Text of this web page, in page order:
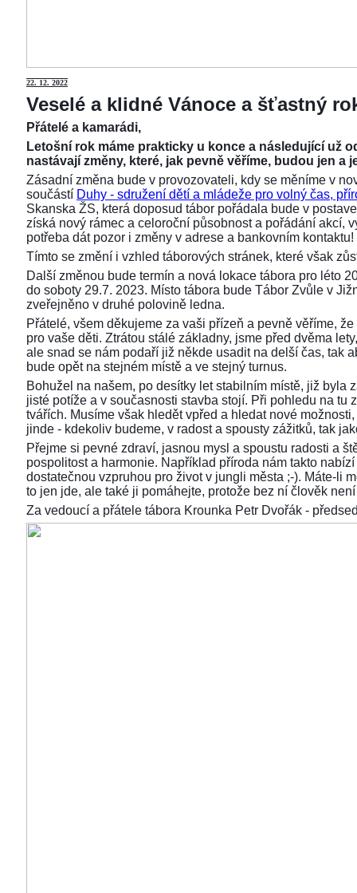
22. 12. 2022
Veselé a klidné Vánoce a šťastný
Přátelé a kamarádi,
Letošní rok máme prakticky u konce a následující už
nastávají změny, které, jak pevně věříme, budou jen a
Zásadní změna bude v provozovateli, kdy se měníme v
součástí Duhy - sdružení dětí a mládeže pro volný čas,
Skanska ŽS, která doposud tábor pořádala bude v
získá nový rámec a celoroční působnost a pořádání akcí,
potřeba dát pozor i změny v adrese a bankovním kontaktu!
Tímto se změní i vzhled táborových stránek, které však
Další změnou bude termín a nová lokace tábora pro léto
do soboty 29.7. 2023. Místo tábora bude Tábor Zvůle v
zveřejněno v druhé polovině ledna.
Přátelé, všem děkujeme za vaši přízeň a pevně věříme,
pro vaše děti. Ztrátou stálé základny, jsme před dvěma
ale snad se nám podaří již někde usadit na delší čas, tak
bude opět na stejném místě a ve stejný turnus.
Bohužel na našem, po desítky let stabilním místě, již byla
jisté potíže a v současnosti stavba stojí. Při pohledu na tu
tvářích. Musíme však hledět vpřed a hledat nové
jinde - kdekoliv budeme, v radost a spousty zážitků, tak
Přejme si pevné zdraví, jasnou mysl a spoustu radosti a
pospolitost a harmonie. Například příroda nám takto
dostatečnou vzpruhou pro život v jungli města ;-). Máte-li
to jen jde, ale také ji pomáhejte, protože bez ní člověk
Za vedoucí a přátele tábora Krounka Petr Dvořák -